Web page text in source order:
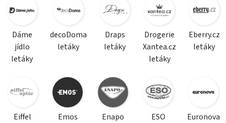
Dáme
jídlo
letáky
decoDoma
letáky
Draps
letáky
Drogerie
Xantea.cz
letáky
Eberry.cz
letáky
Eiffel
Emos
Enapo
ESO
Euronova